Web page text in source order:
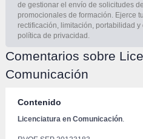
de gestionar el envío de solicitudes
promocionales de formación. Ejerce
rectificación, limitación, portabilidad
política de privacidad.
Comentarios sobre
Comunicación
Contenido
Licenciatura en Comunicación.